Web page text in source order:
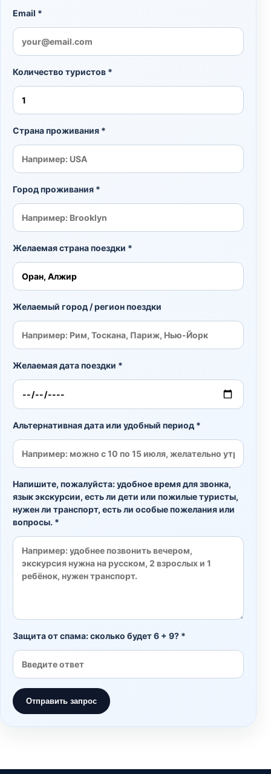
Email *
Количество туристов *
Страна проживания *
Город проживания *
Желаемая страна поездки *
Желаемый город / регион поездки
Желаемая дата поездки *
Альтернативная дата или удобный период *
Напишите, пожалуйста: удобное время для звонка,
язык экскурсии, есть ли дети или пожилые туристы,
нужен ли транспорт, есть ли особые пожелания или
вопросы. *
Защита от спама: сколько будет 6 + 9? *
Отправить запрос